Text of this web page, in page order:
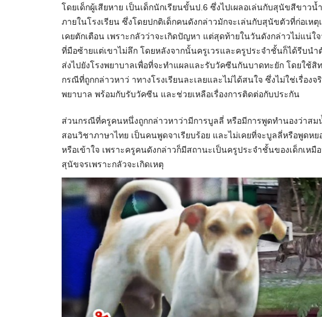
โดยเด็กผู้เสียหาย เป็นเด็กนักเรียนขั้นป.6 ซึ่งไปเผลอเล่นกับสุนัขสีขาว
ภายในโรงเรียน ซึ่งโดยปกติเด็กคนดังกล่าวมักจะเล่นกับสุนัขตัวที่ก่อเ
เคยตักเตือน เพราะกลัวว่าจะเกิดปัญหา แต่สุดท้ายในวันดังกล่าวไม่แน่ใ
ที่มือซ้ายแต่เขาไม่ลึก โดยหลังจากนั้นครูเวรและครูประจำชั้นก็ได้รีบนำ
ส่งไปยังโรงพยาบาลเพื่อที่จะทำแผลและรับวัคซีนกันบาดทะยัก โดยใช้สิ
กรณีที่ถูกกล่าวหาว่ าทางโรงเรียนละเลยและไม่ได้สนใจ ซึ่งไม่ใช่เรื่อง
พยาบาล พร้อมกับรับวัคซีน และช่วยเหลือเรื่องการติดต่อกับประกัน
ส่วนกรณีที่ครูคนหนึ่งถูกกล่าวหาว่ามีการบูลลี่ หรือมีการพูดทำนองว่าสม
สอนวิชาภาษาไทย เป็นคนพูดจาเรียบร้อย และไม่เคยที่จะบูลลี่หรือพูดหย
หรือเข้าใจ เพราะครูคนดังกล่าวก็มีสถานะเป็นครูประจำชั้นของเด็กเห
สุนัขจรเพราะกลัวจะเกิดเหตุ